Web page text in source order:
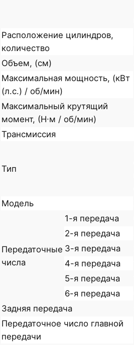
Расположение цилиндров,
количество
Объем, (см)
Максимальная мощность, (кВт
(л.с.) / об/мин)
Максимальный крутящий
момент, (Н∙м / об/мин)
Трансмиссия
Тип
Модель
Передаточные
числа
1-я передача
2-я передача
3-я передача
4-я передача
5-я передача
6-я передача
Задняя передача
Передаточное число главной
передачи